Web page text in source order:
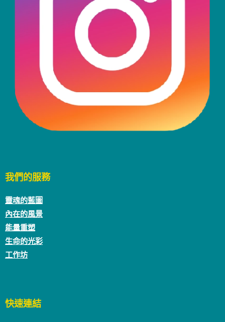
我們的服務
靈魂的藍圖
內在的風景
能量重塑
生命的光彩
工作坊
快速連結